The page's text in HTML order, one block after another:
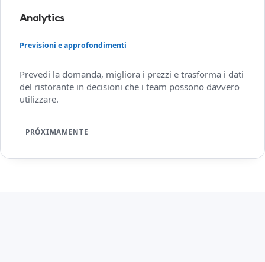
Analytics
Previsioni e approfondimenti
Prevedi la domanda, migliora i prezzi e trasforma i dati
del ristorante in decisioni che i team possono davvero
utilizzare.
PRÓXIMAMENTE